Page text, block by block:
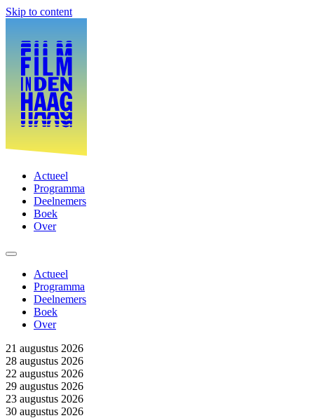
Skip to content
Actueel
Programma
Deelnemers
Boek
Over
Actueel
Programma
Deelnemers
Boek
Over
21 augustus 2026
28 augustus 2026
22 augustus 2026
29 augustus 2026
23 augustus 2026
30 augustus 2026